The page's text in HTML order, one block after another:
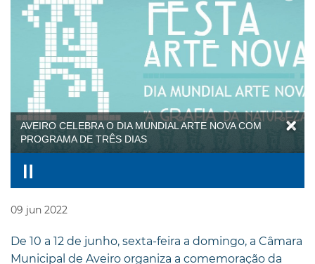
AVEIRO CELEBRA O DIA MUNDIAL ARTE NOVA COM
PROGRAMA DE TRÊS DIAS
09 jun 2022
De 10 a 12 de junho, sexta-feira a domingo, a Câmara
Municipal de Aveiro organiza a comemoração da